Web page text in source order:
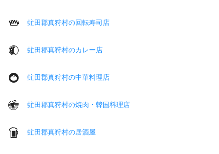
虻田郡真狩村の回転寿司店
虻田郡真狩村のカレー店
虻田郡真狩村の中華料理店
虻田郡真狩村の焼肉・韓国料理店
虻田郡真狩村の居酒屋